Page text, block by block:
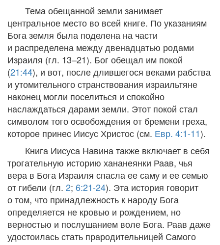
Тема обещанной земли занимает
центральное место во всей книге. По указаниям
Бога земля была поделена на части
и распределена между двенадцатью родами
Израиля (гл. 13–21). Бог обещал им покой
(21:44), и вот, после длившегося веками рабства
и утомительного странствования израильтяне
наконец могли поселиться и спокойно
наслаждаться дарами земли. Этот покой стал
символом того освобождения от бремени греха,
которое принес Иисус Христос (см. Евр. 4:1-11).
Книга Иисуса Навина также включает в себя
трогательную историю хананеянки Раав, чья
вера в Бога Израиля спасла ее саму и ее семью
от гибели (гл. 2; 6:21-24). Эта история говорит
о том, что принадлежность к народу Бога
определяется не кровью и рождением, но
верностью и послушанием воле Бога. Раав даже
удостоилась стать прародительницей Самого